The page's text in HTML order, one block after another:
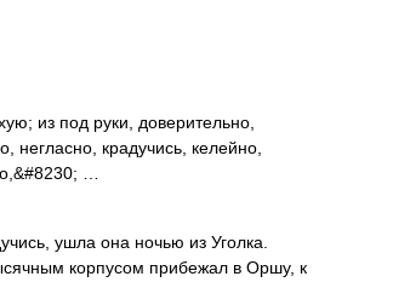
из под руки, доверительно,
негласно, крадучись, келейно,
…
ушла она ночью из Уголка.
корпусом прибежал в Оршу, к